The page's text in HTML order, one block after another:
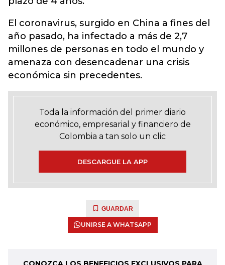
El coronavirus, surgido en China a fines del
año pasado, ha infectado a más de 2,7
millones de personas en todo el mundo y
amenaza con desencadenar una crisis
económica sin precedentes.
Toda la información del primer diario
económico, empresarial y financiero de
Colombia a tan solo un clic
DESCARGUE LA APP
GUARDAR
UNIRSE A WHATSAPP